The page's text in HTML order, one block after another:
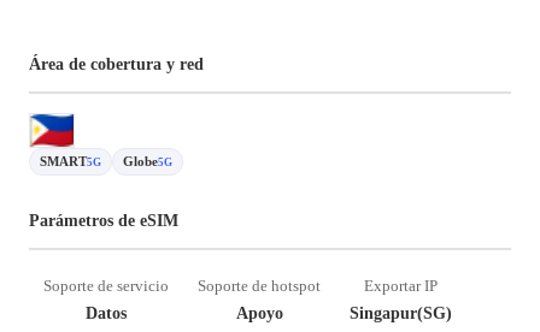
Área de cobertura y red
SMART5G Globe5G
Parámetros de eSIM
Soporte de servicio
Datos
Soporte de hotspot
Apoyo
Exportar IP
Singapur(SG)